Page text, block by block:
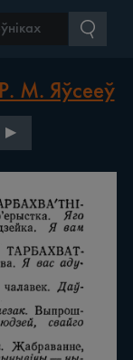
М. Яўсееў
▶